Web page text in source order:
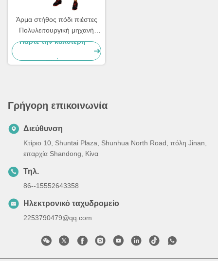
Άρμα στήθος πόδι πιέστες
Πολυλειτουργική μηχανή
Smith Δυναμική εκπαίδευση
Πάρτε την καλύτερη
τιμή
Γρήγορη επικοινωνία
Διεύθυνση
Κτίριο 10, Shuntai Plaza, Shunhua North Road, πόλη Jinan,
επαρχία Shandong, Κίνα
Τηλ.
86--15552643358
Ηλεκτρονικό ταχυδρομείο
2253790479@qq.com